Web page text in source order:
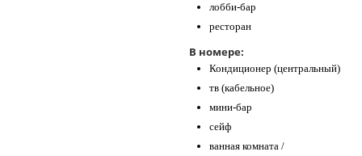
лобби-бар
ресторан
В номере:
Кондиционер (центральный)
тв (кабельное)
мини-бар
сейф
ванная комната /